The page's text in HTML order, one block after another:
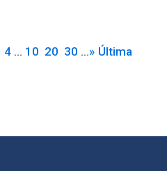
4 ... 10 20 30 ...» Última